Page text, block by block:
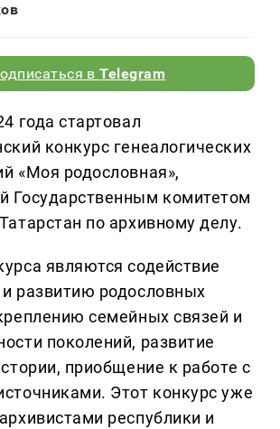
вTelegram
года стартовал
конкурс генеалогических
«Моя родословная»,
Государственным комитетом
по архивному делу.
являются содействие
развитию родословных
семейных связей и
поколений, развитие
приобщение к работе с
Этот конкурс уже
республики и